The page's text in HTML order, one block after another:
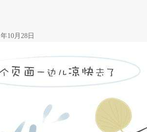
10月28日